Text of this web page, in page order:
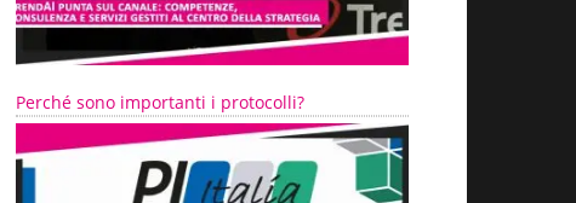
Perché sono importanti i protocolli?